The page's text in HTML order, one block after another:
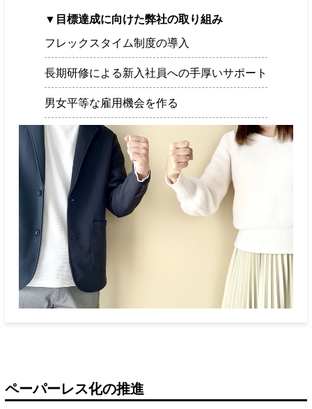
▼目標達成に向けた弊社の取り組み
フレックスタイム制度の導入
長期研修による新入社員への手厚いサポート
男女平等な雇用機会を作る
ペーパーレス化の推進